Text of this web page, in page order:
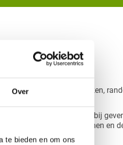
Over
te bieden en om ons
nette, afgeschermde hoeken,
luchtcirculatie bij
vochtopbouw te voorkomen en
te houden.